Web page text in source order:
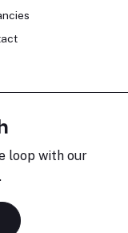
loop with our